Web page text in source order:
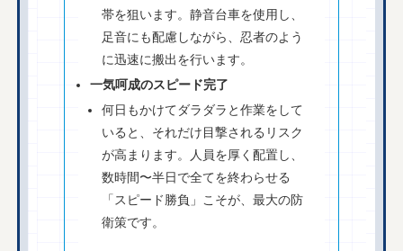
帯を狙います。静音台車を使用し、
足音にも配慮しながら、忍者のよう
に迅速に搬出を行います。
一気呵成のスピード完了
何日もかけてダラダラと作業をして
いると、それだけ目撃されるリスク
が高まります。人員を厚く配置し、
数時間〜半日で全てを終わらせる
「スピード勝負」こそが、最大の防
衛策です。